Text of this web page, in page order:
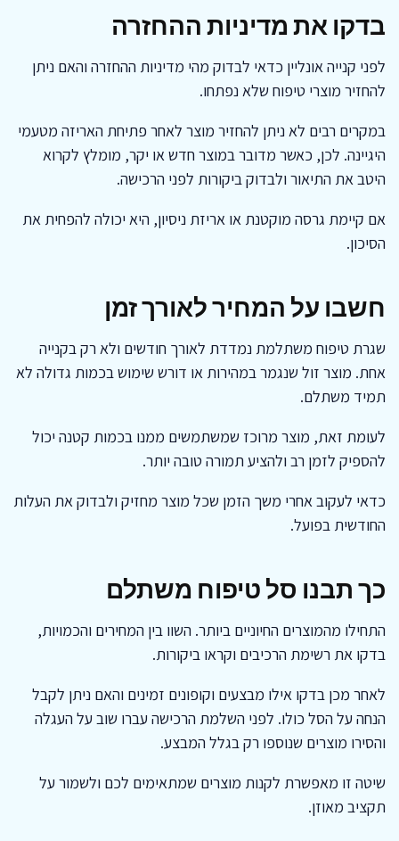
בדקו את מדיניות ההחזרה
לפני קנייה אונליין כדאי לבדוק מהי מדיניות ההחזרה והאם ניתן
להחזיר מוצרי טיפוח שלא נפתחו.
במקרים רבים לא ניתן להחזיר מוצר לאחר פתיחת האריזה מטעמי
היגיינה. לכן, כאשר מדובר במוצר חדש או יקר, מומלץ לקרוא
היטב את התיאור ולבדוק ביקורות לפני הרכישה.
אם קיימת גרסה מוקטנת או אריזת ניסיון, היא יכולה להפחית את
הסיכון.
חשבו על המחיר לאורך זמן
שגרת טיפוח משתלמת נמדדת לאורך חודשים ולא רק בקנייה
אחת. מוצר זול שנגמר במהירות או דורש שימוש בכמות גדולה לא
תמיד משתלם.
לעומת זאת, מוצר מרוכז שמשתמשים ממנו בכמות קטנה יכול
להספיק לזמן רב ולהציע תמורה טובה יותר.
כדאי לעקוב אחרי משך הזמן שכל מוצר מחזיק ולבדוק את העלות
החודשית בפועל.
כך תבנו סל טיפוח משתלם
התחילו מהמוצרים החיוניים ביותר. השוו בין המחירים והכמויות,
בדקו את רשימת הרכיבים וקראו ביקורות.
לאחר מכן בדקו אילו מבצעים וקופונים זמינים והאם ניתן לקבל
הנחה על הסל כולו. לפני השלמת הרכישה עברו שוב על העגלה
והסירו מוצרים שנוספו רק בגלל המבצע.
שיטה זו מאפשרת לקנות מוצרים שמתאימים לכם ולשמור על
תקציב מאוזן.